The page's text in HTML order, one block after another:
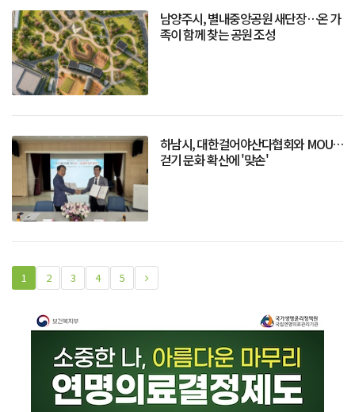
남양주시, 별내중앙공원 새단장…온 가
족이 함께 찾는 공원 조성
하남시, 대한걸어야산다협회와 MOU…
걷기 문화 확산에 '맞손'
1 2 3 4 5